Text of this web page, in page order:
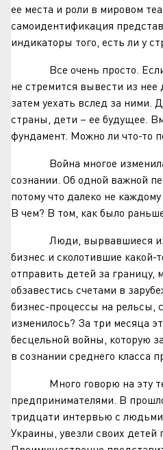
ее места и роли в мировом
самоидентификация
индикаторы того, есть ли у
Все очень просто.
не стремится вывести из
затем уехать вслед за ними.
страны, дети – ее будущее.
фундамент. Можно ли что-то
Война многое
сознании. Об одной важной
потому что далеко не
В чем? В том, как было
Люди, вырвавшиеся
бизнес и сколотившие какой-
отправить детей за границу,
обзавестись счетами в
бизнес-процессы на рельсы,
изменилось? За три месяца
бесцельной войны, которую
в сознании среднего класса
Много говорю на эту
предпринимателями. В
тридцати интервью с
Украины, увезли своих